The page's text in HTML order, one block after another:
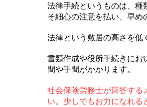
法律手続というものは、種
そ細心の注意を払い、早め
法律という敷居の高さを低
書類作成や役所手続きにお
間や手間がかかります。
社会保険労務士が回答する
い。少しでもお力になれる